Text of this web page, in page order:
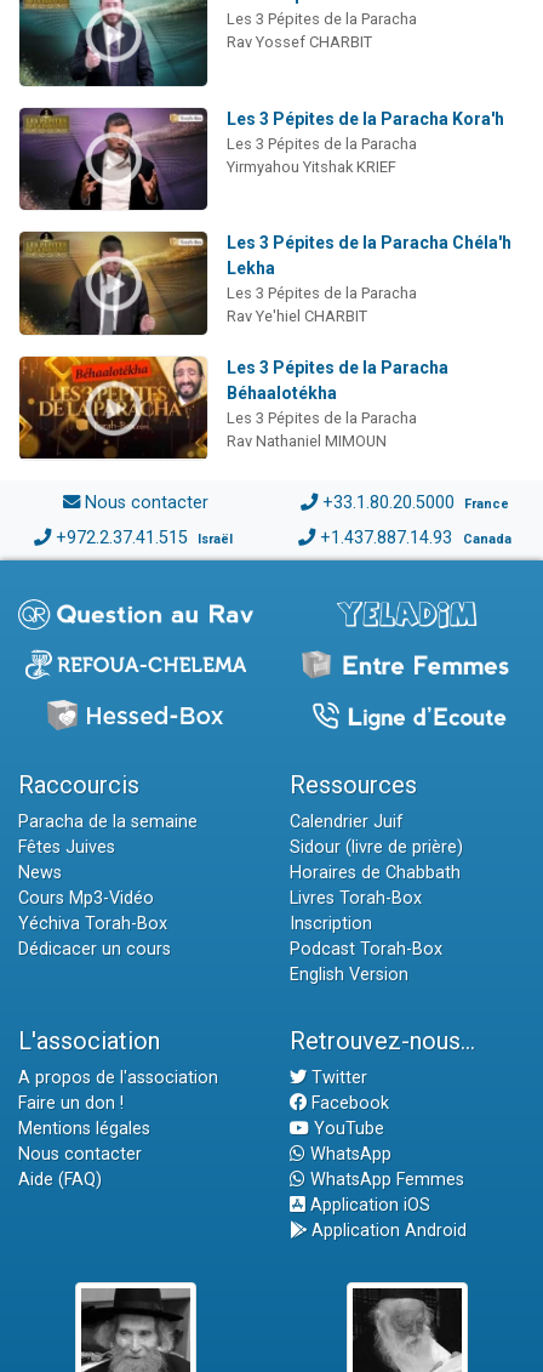
Les 3 Pépites de la Paracha
Rav Yossef CHARBIT
Les 3 Pépites de la Paracha Kora'h
Les 3 Pépites de la Paracha
Yirmyahou Yitshak KRIEF
Les 3 Pépites de la Paracha Chéla'h
Lekha
Les 3 Pépites de la Paracha
Rav Ye'hiel CHARBIT
Les 3 Pépites de la Paracha
Béhaalotékha
Les 3 Pépites de la Paracha
Rav Nathaniel MIMOUN
Nous contacter +33.1.80.20.5000 France
+972.2.37.41.515 Israël +1.437.887.14.93 Canada
Raccourcis
Paracha de la semaine
Fêtes Juives
News
Cours Mp3-Vidéo
Yéchiva Torah-Box
Dédicacer un cours
Ressources
Calendrier Juif
Sidour (livre de prière)
Horaires de Chabbath
Livres Torah-Box
Inscription
Podcast Torah-Box
English Version
L'association
A propos de l'association
Faire un don !
Mentions légales
Nous contacter
Aide (FAQ)
Retrouvez-nous...
Twitter
Facebook
YouTube
WhatsApp
WhatsApp Femmes
Application iOS
Application Android